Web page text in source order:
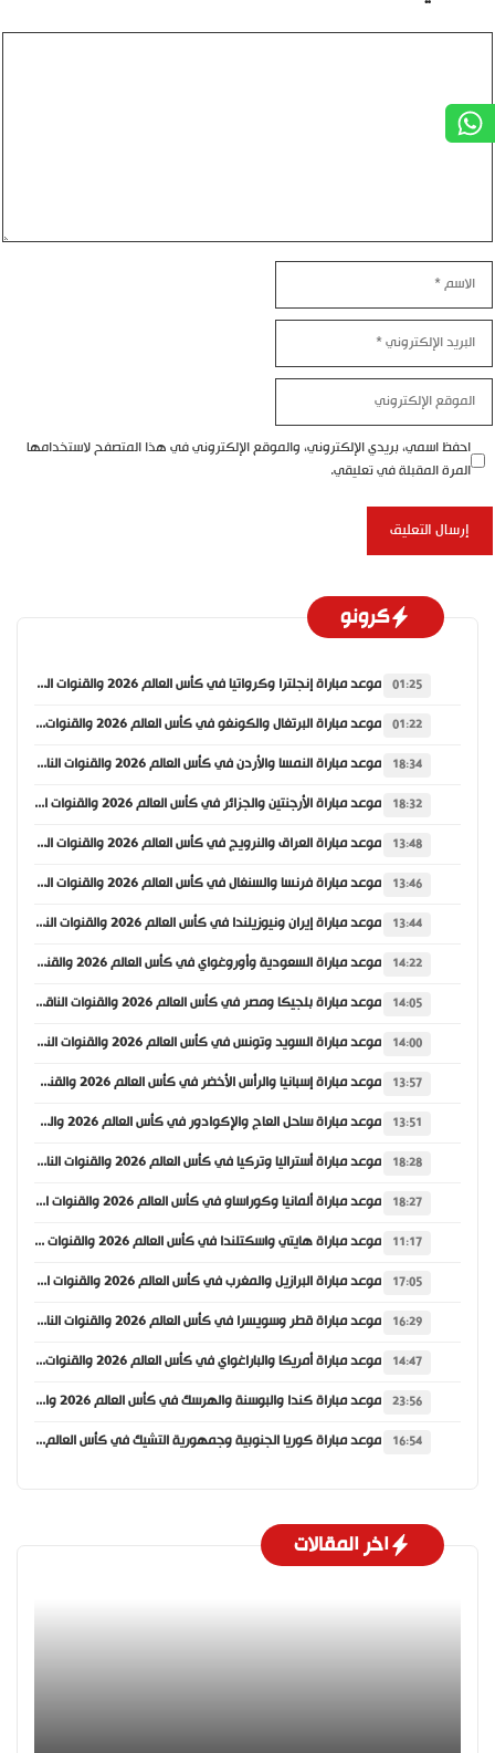
الإلكتروني
الإلكتروني
احفظ اسمي، بريدي الإلكتروني، والموقع الإلكتروني في هذا المتصفح لاستخدامها
المرة المقبلة في تعليقي.
كرونو
01:25 موعد مباراة إنجلترا وكرواتيا في كأس العالم 2026 والقنوات الناقلة
01:22 موعد مباراة البرتغال والكونغو في كأس العالم 2026 والقنوات الناقلة
18:34 موعد مباراة النمسا والأردن في كأس العالم 2026 والقنوات الناقلة
18:32 موعد مباراة الأرجنتين والجزائر في كأس العالم 2026 والقنوات الناقلة
13:48 موعد مباراة العراق والنرويج في كأس العالم 2026 والقنوات الناقلة
13:46 موعد مباراة فرنسا والسنغال في كأس العالم 2026 والقنوات الناقلة
13:44 موعد مباراة إيران ونيوزيلندا في كأس العالم 2026 والقنوات الناقلة
14:22 موعد مباراة السعودية وأوروغواي في كأس العالم 2026 والقنوات الناقلة
14:05 موعد مباراة بلجيكا ومصر في كأس العالم 2026 والقنوات الناقلة
14:00 موعد مباراة السويد وتونس في كأس العالم 2026 والقنوات الناقلة
13:57 موعد مباراة إسبانيا والرأس الأخضر في كأس العالم 2026 والقنوات الناقلة
13:51 موعد مباراة ساحل العاج والإكوادور في كأس العالم 2026 والقنوات الناقلة
18:28 موعد مباراة أستراليا وتركيا في كأس العالم 2026 والقنوات الناقلة
18:27 موعد مباراة ألمانيا وكوراساو في كأس العالم 2026 والقنوات الناقلة
11:17 موعد مباراة هايتي واسكتلندا في كأس العالم 2026 والقنوات الناقلة
17:05 موعد مباراة البرازيل والمغرب في كأس العالم 2026 والقنوات الناقلة
16:29 موعد مباراة قطر وسويسرا في كأس العالم 2026 والقنوات الناقلة
14:47 موعد مباراة أمريكا والباراغواي في كأس العالم 2026 والقنوات الناقلة
23:56 موعد مباراة كندا والبوسنة والهرسك في كأس العالم 2026 والقنوات الناقلة
16:54 موعد مباراة كوريا الجنوبية وجمهورية التشيك في كأس العالم 2026 والقنوات الناقلة
اخر المقالات